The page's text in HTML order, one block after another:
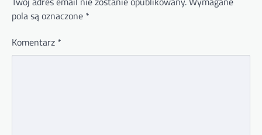
pola są oznaczone *
Komentarz *